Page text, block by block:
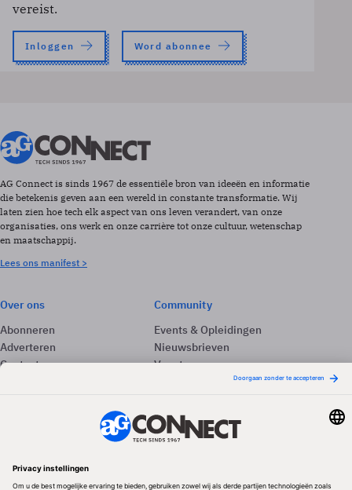
vereist.
Inloggen Word abonnee
AG Connect is sinds 1967 de essentiële bron van ideeën en informatie
die betekenis geven aan een wereld in constante transformatie. Wij
laten zien hoe tech elk aspect van ons leven verandert, van onze
organisaties, ons werk en onze carrière tot onze cultuur, wetenschap
en maatschappij.
Lees ons manifest >
Over ons
Abonneren
Adverteren
Contact
Community
Events & Opleidingen
Nieuwsbrieven
Vacatures